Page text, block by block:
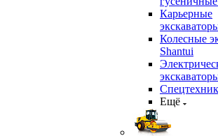
Карьерные
Колесные
Shantui
Ещё